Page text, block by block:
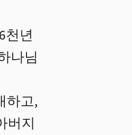
천년
나님
하고,
버지